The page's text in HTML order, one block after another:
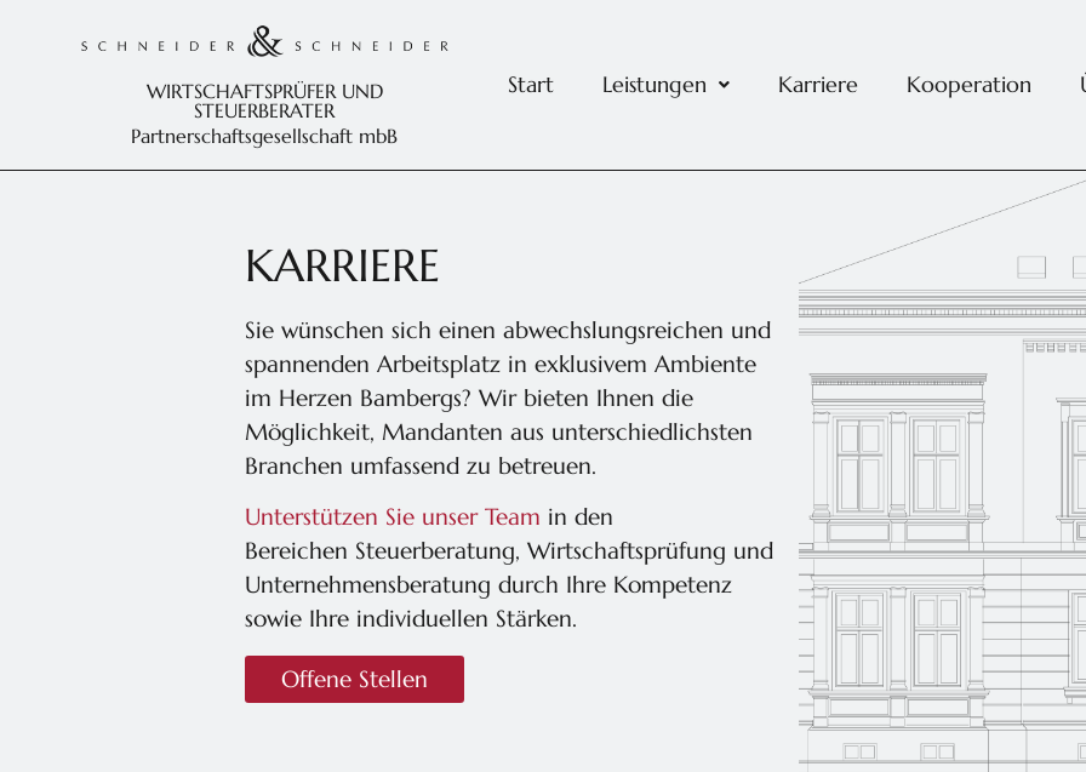
WIRTSCHAFTSPRÜFER UND
STEUERBERATER
Partnerschaftsgesellschaft mbB
Start Leistungen Karriere Kooperation
KARRIERE
Sie wünschen sich einen abwechslungsreichen und
spannenden Arbeitsplatz in exklusivem Ambiente
im Herzen Bambergs? Wir bieten Ihnen die
Möglichkeit, Mandanten aus unterschiedlichsten
Branchen umfassend zu betreuen.
Unterstützen Sie unser Team in den
Bereichen Steuerberatung, Wirtschaftsprüfung und
Unternehmensberatung durch Ihre Kompetenz
sowie Ihre individuellen Stärken.
Offene Stellen